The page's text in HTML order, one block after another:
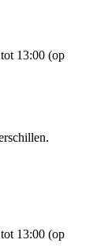
13:00 (op
13:00 (op